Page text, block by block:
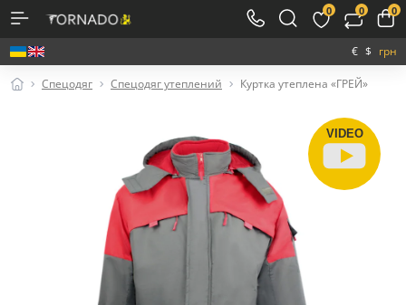
0 0 0
€ $ грн
Спецодяг Спецодяг утеплений Куртка утеплена «ГРЕЙ»
VIDEO